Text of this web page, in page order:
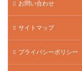
お問い合わせ
サイトマップ
プライバシーポリシー